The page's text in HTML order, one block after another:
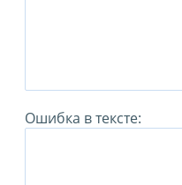
Ошибка в тексте: